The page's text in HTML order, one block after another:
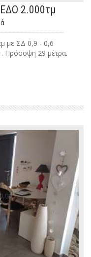
2.000τμ
με ΣΔ 0,9 - 0,6
Πρόσοψη 29 μέτρα.